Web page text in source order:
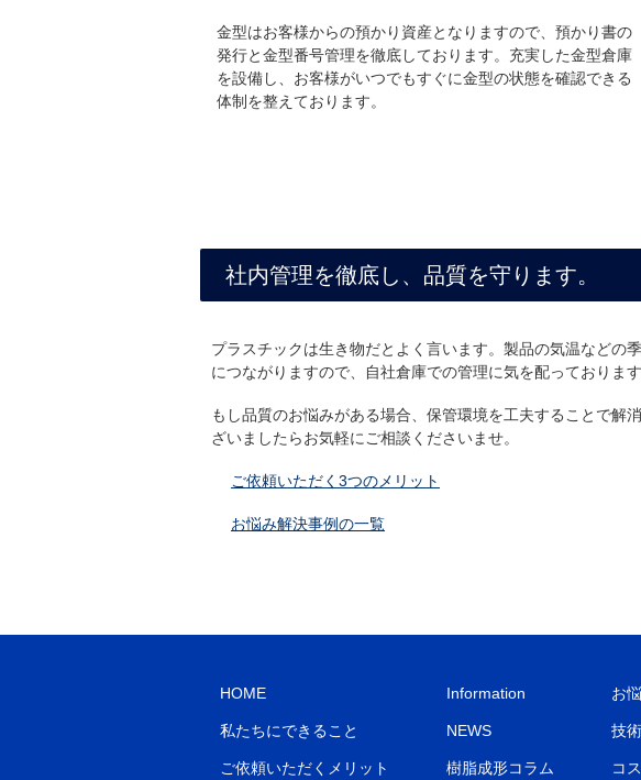
金型はお客様からの預かり資産となりますので、預かり書の
発行と金型番号管理を徹底しております。充実した金型倉庫
を設備し、お客様がいつでもすぐに金型の状態を確認できる
体制を整えております。
社内管理を徹底し、品質を守ります。
プラスチックは生き物だとよく言います。製品の気温などの
につながりますので、自社倉庫での管理に気を配っております
もし品質のお悩みがある場合、保管環境を工夫することで解
ざいましたらお気軽にご相談くださいませ。
ご依頼いただく3つのメリット
お悩み解決事例の一覧
HOME
私たちにできること
ご依頼いただくメリット
Information
NEWS
樹脂成形コラム
お
技術
コ